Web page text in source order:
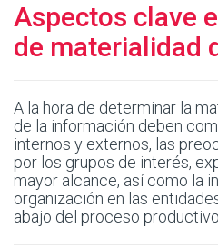
Aspectos clave
de materialidad
A la hora de determinar la
de la información deben
internos y externos, las
por los grupos de interés,
mayor alcance, así como la
organización en las
abajo del proceso productivo.